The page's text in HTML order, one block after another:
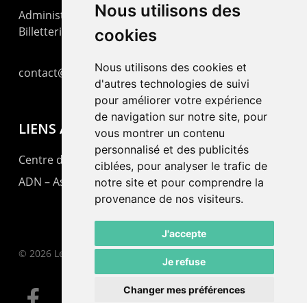
Nous utilisons des
cookies
Nous utilisons des cookies et
d'autres technologies de suivi
pour améliorer votre expérience
de navigation sur notre site, pour
vous montrer un contenu
personnalisé et des publicités
ciblées, pour analyser le trafic de
notre site et pour comprendre la
provenance de nos visiteurs.
J'accepte
Je refuse
Changer mes préférences
Administration : +41 32 725 03 03
Billetterie : +41 32 725 05 05
contact@lepommier.ch
LIENS AMIS
Centre de culture ABC
ADN – Association Danse Neuchâtel
© 2026 Le Pommier.
facebook email